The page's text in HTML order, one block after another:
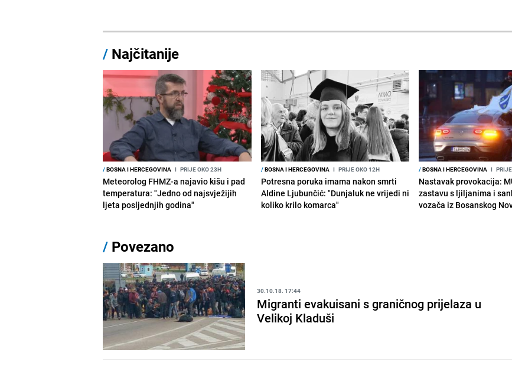
/ Najčitanije
/BOSNA I HERCEGOVINA I PRIJE OKO 23H
Meteorolog FHMZ-a najavio kišu i pad
temperatura: "Jedno od najsvježijih
ljeta posljednjih godina"
/BOSNA I HERCEGOVINA I PRIJE OKO 12H
Potresna poruka imama nakon smrti
Aldine Ljubunčić: "Dunjaluk ne vrijedi ni
koliko krilo komarca"
/BOSNA I HERCEGOVINA I
Nastavak provokacija:
zastavu s ljiljanima i
vozača iz Bosanskog
/ Povezano
30.10.18. 17:44
Migranti evakuisani s graničnog prijelaza u
Velikoj Kladuši